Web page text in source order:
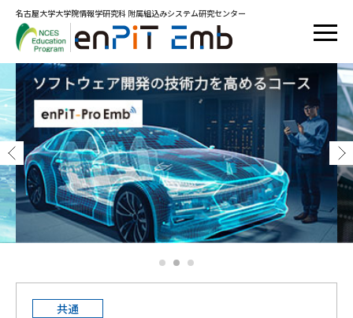
名古屋大学大学院情報学研究科 附属組込みシステム研究センター
概要
映像・教材
ニュース
FAQ
お問い合わせ
共通